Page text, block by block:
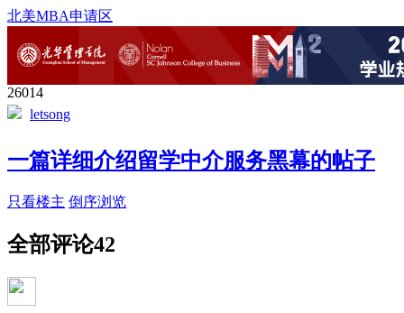
北美MBA申请区
26014
letsong
一篇详细介绍留学中介服务黑幕的帖子
只看楼主 倒序浏览
全部评论42